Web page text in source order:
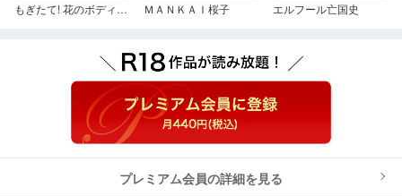
もぎたて! 花のボディコン保健室 ＭＡＮＫＡＩ桜子 エルフール亡国史
プレミアム会員の詳細を見る